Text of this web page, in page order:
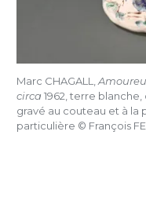
Marc CHAGALL,
circa 1962, terre
gravé au couteau et à la
particulière © François